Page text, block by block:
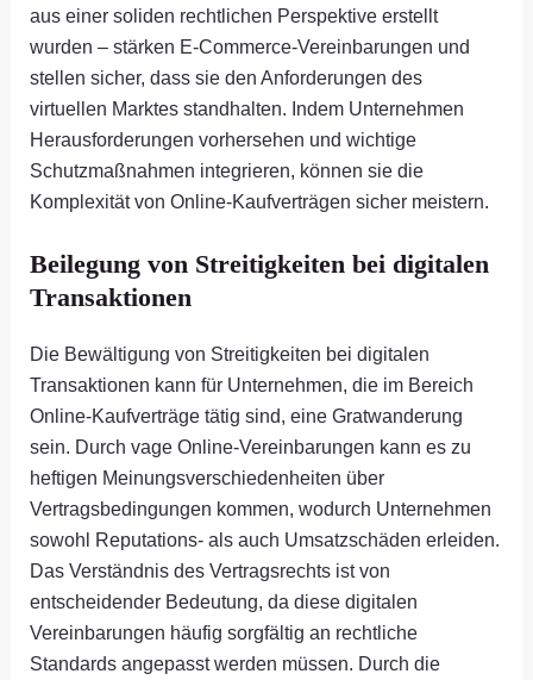
aus einer soliden rechtlichen Perspektive erstellt
wurden – stärken E-Commerce-Vereinbarungen und
stellen sicher, dass sie den Anforderungen des
virtuellen Marktes standhalten. Indem Unternehmen
Herausforderungen vorhersehen und wichtige
Schutzmaßnahmen integrieren, können sie die
Komplexität von Online-Kaufverträgen sicher meistern.
Beilegung von Streitigkeiten bei digitalen
Transaktionen
Die Bewältigung von Streitigkeiten bei digitalen
Transaktionen kann für Unternehmen, die im Bereich
Online-Kaufverträge tätig sind, eine Gratwanderung
sein. Durch vage Online-Vereinbarungen kann es zu
heftigen Meinungsverschiedenheiten über
Vertragsbedingungen kommen, wodurch Unternehmen
sowohl Reputations- als auch Umsatzschäden erleiden.
Das Verständnis des Vertragsrechts ist von
entscheidender Bedeutung, da diese digitalen
Vereinbarungen häufig sorgfältig an rechtliche
Standards angepasst werden müssen. Durch die